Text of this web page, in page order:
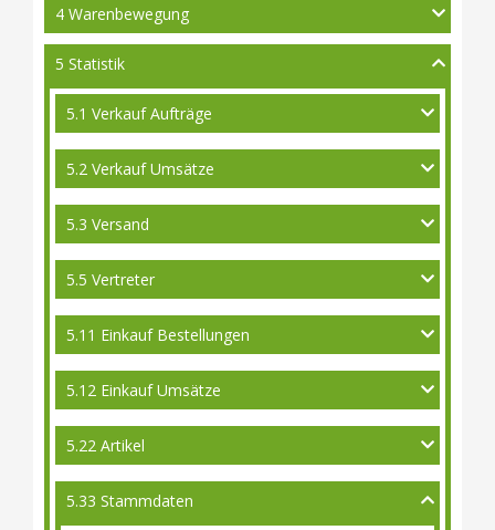
4 Warenbewegung
5 Statistik
5.1 Verkauf Aufträge
5.2 Verkauf Umsätze
5.3 Versand
5.5 Vertreter
5.11 Einkauf Bestellungen
5.12 Einkauf Umsätze
5.22 Artikel
5.33 Stammdaten